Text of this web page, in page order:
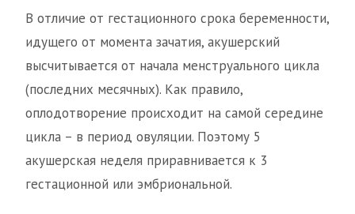
В отличие от гестационного срока беременности,
идущего от момента зачатия, акушерский
высчитывается от начала менструального цикла
(последних месячных). Как правило,
оплодотворение происходит на самой середине
цикла – в период овуляции. Поэтому 5
акушерская неделя приравнивается к 3
гестационной или эмбриональной.